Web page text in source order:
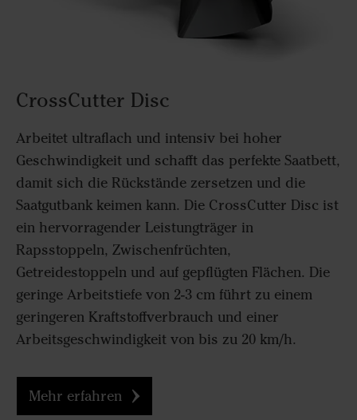
CrossCutter Disc
Arbeitet ultraflach und intensiv bei hoher
Geschwindigkeit und schafft das perfekte Saatbett,
damit sich die Rückstände zersetzen und die
Saatgutbank keimen kann. Die CrossCutter Disc ist
ein hervorragender Leistungträger in
Rapsstoppeln, Zwischenfrüchten,
Getreidestoppeln und auf gepflügten Flächen. Die
geringe Arbeitstiefe von 2-3 cm führt zu einem
geringeren Kraftstoffverbrauch und einer
Arbeitsgeschwindigkeit von bis zu 20 km/h.
Mehr erfahren